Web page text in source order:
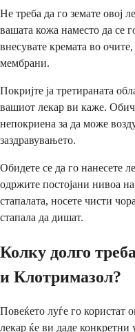
Не треба да го земате овој
вашата кожа наместо да се
внесувате кремата во
мембрани.
Покријте ја третираната
вашиот лекар ви каже.
непокриена за да може
заздравувањето.
Обидете се да го нанесете
одржите постојани нивоа
стапалата, носете чисти
стапала да дишат.
Колку долго
и Клотримазол?
Повеќето луѓе го користат
лекар ќе ви даде конкретни